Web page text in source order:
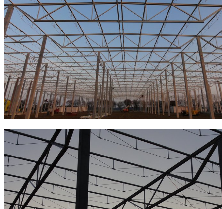
STRONA GŁÓWNA O FIRMIE USŁUGI GALERIA
REALIZACJI KONTAKT
© ALPE Serwis www korzysta z plików cookie. Więcej o tym przeczytasz wpolityce
plików cookie.
projekt i wykonanie:DOMENA.pl